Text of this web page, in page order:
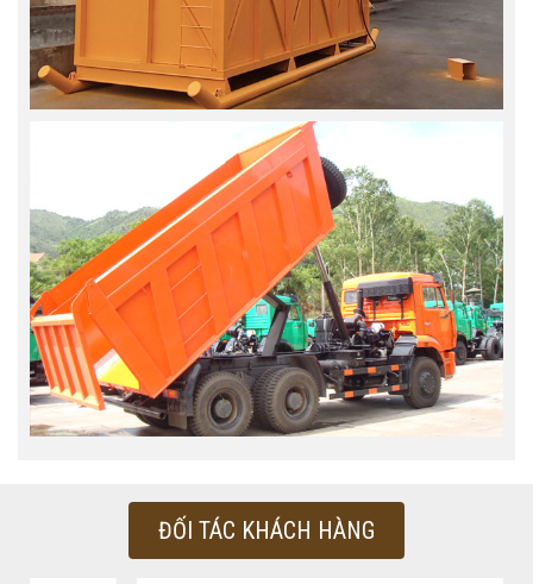
ĐỐI TÁC KHÁCH HÀNG